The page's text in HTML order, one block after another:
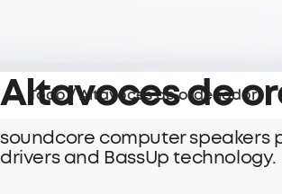
Altavoces de
soundcore computer speakers
drivers and BassUp technology.
Todo /Altavoces de ordenador